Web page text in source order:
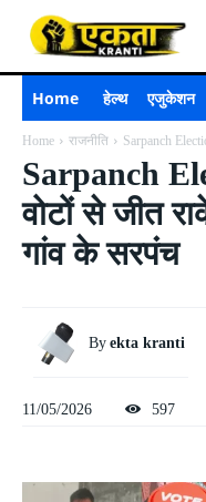
Home हेल्थ एजुकेशन
Home राजनीति Sarpanch
Sarpanch
वोटों से जीत
गांव के सरपंच
By ekta kranti
11/05/2026 597